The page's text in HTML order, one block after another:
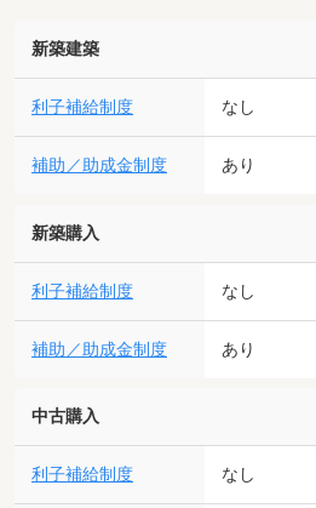
新築建築
利子補給制度 なし
補助／助成金制度 あり
新築購入
利子補給制度 なし
補助／助成金制度 あり
中古購入
利子補給制度 なし